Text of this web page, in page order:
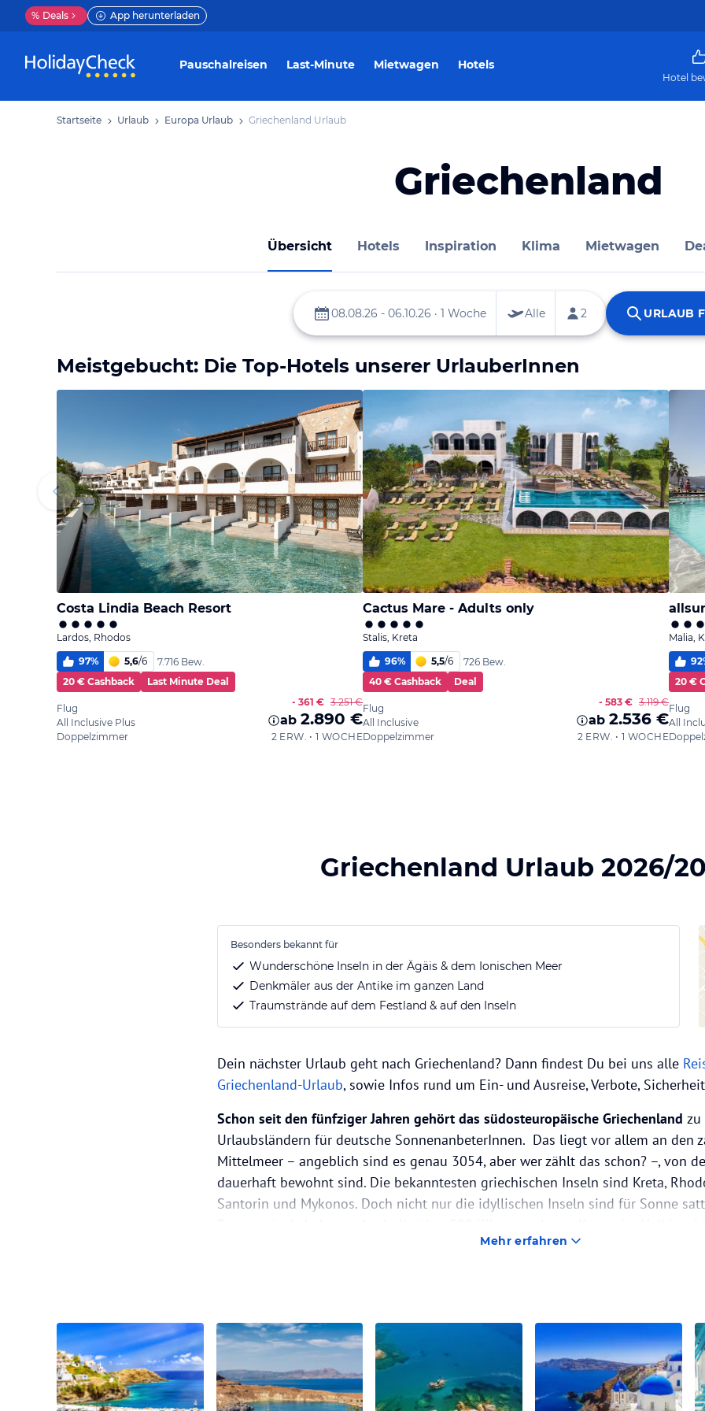
% Deals App herunterladen
Pauschalreisen Last-Minute Mietwagen Hotels
Hotel
Startseite Urlaub Europa Urlaub Griechenland Urlaub
Griechenland
Übersicht Hotels Inspiration Klima Mietwagen
Meistgebucht: Die Top-Hotels unserer UrlauberInnen
Costa Lindia Beach Resort
Lardos, Rhodos
97% 5,6/6
7.716 Bew.
20 € Cashback
Last Minute Deal
Flug
All Inclusive Plus
Doppelzimmer
- 361 € 3.251 €
ab 2.890 €
2 ERW. • 1 WOCHE
Cactus Mare - Adults only
Stalis, Kreta
96% 5,5/6
726 Bew.
40 € Cashback
Deal
Flug
All Inclusive
Doppelzimmer
- 583 € 3.119 €
ab 2.536 €
2 ERW. • 1 WOCHE
Malia,
92
20 €
Flug
All
Griechenland Urlaub 2026/
Besonders bekannt für
Wunderschöne Inseln in der Ägäis & dem Ionischen Meer
Denkmäler aus der Antike im ganzen Land
Traumstrände auf dem Festland & auf den Inseln
Dein nächster Urlaub geht nach Griechenland? Dann findest Du bei uns alle
Griechenland-Urlaub, sowie Infos rund um Ein- und Ausreise, Verbote,
Schon seit den fünfziger Jahren gehört das südosteuropäische Griechenland zu
Urlaubsländern für deutsche SonnenanbeterInnen. Das liegt vor allem an den
Mittelmeer – angeblich sind es genau 3054, aber wer zählt das schon? –, von
dauerhaft bewohnt sind. Die bekanntesten griechischen Inseln sind Kreta,
Santorin und Mykonos. Doch nicht nur die idyllischen Inseln sind für Sonne
perfekte Ort für Pauschal- und Individualreisende. Zudem liegt mit der
StrandurlauberInnen das Topziel Nummer eins. Vordergründig liegt das
ist mit über 600.000 EinwohnerInnen und über 1000 Kilometer herrlichen
Küstenverlauf die größte griechische Insel und nach Sizilien, Sardinien, Zypern
fünftgrößte Insel im gesamten Mittelmeerraum überhaupt. Fantastische
auch eine abwechslungsreiche Landschaft sowie ein vielfältiges kulturelles
Mehr erfahren